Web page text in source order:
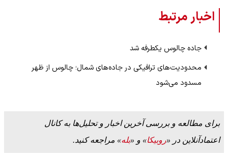
اخبار مرتبط
جاده چالوس یکطرفه شد
محدودیت‌های ترافیکی در جاده‌های شمال؛ چالوس از ظهر
مسدود می‌شود
برای مطالعه و بررسی آخرین اخبار و تحلیل‌ها به کانال
اعتمادآنلاین در «روبیکا» و «بله» مراجعه کنید.